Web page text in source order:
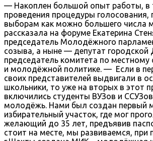
— Накоплен большой опыт работы, в
проведения процедуры голосования,
выборам как можно большего
рассказала на форуме Екатерина
председатель Молодёжного
созыва, а ныне — депутат городской
председатель комитета по
и молодёжной политике. — Если в
своих представителей выдвигали в
школьники, то уже на вторых в этот
включились студенты ВУЗов и
молодёжь. Нами был создан первый
избирательный участок, где мог
желающий до 35 лет, предъявив
стоит на месте, мы развиваемся,